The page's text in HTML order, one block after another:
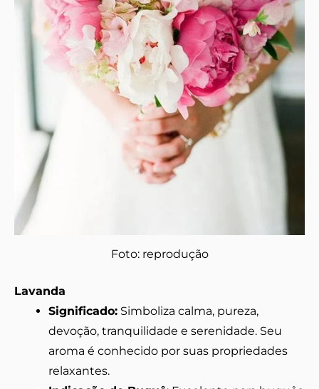
Foto: reprodução
Lavanda
Significado: Simboliza calma, pureza,
devoção, tranquilidade e serenidade. Seu
aroma é conhecido por suas propriedades
relaxantes.